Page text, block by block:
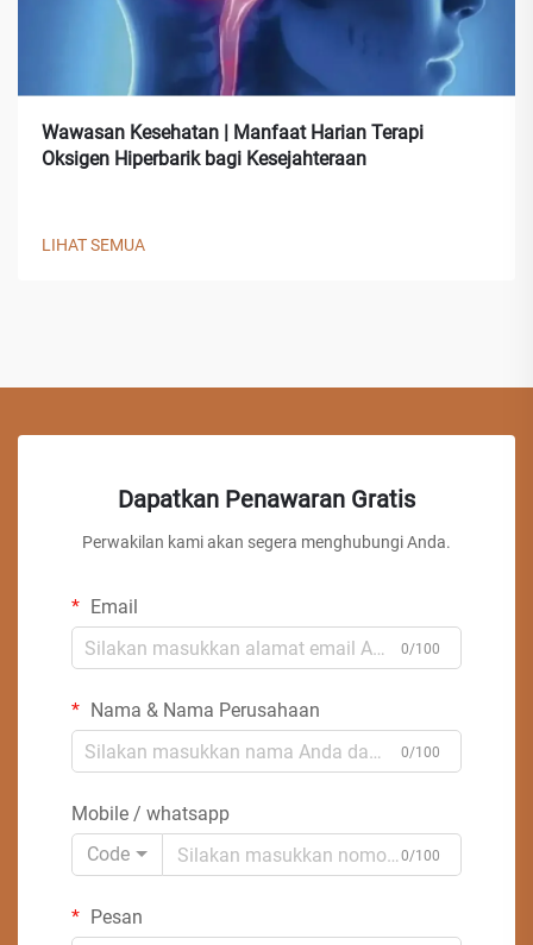
Wawasan Kesehatan | Manfaat Harian Terapi
Oksigen Hiperbarik bagi Kesejahteraan
LIHAT SEMUA
Dapatkan Penawaran Gratis
Perwakilan kami akan segera menghubungi Anda.
Email
0/100
Nama & Nama Perusahaan
0/100
Mobile / whatsapp
Code
0/100
Pesan